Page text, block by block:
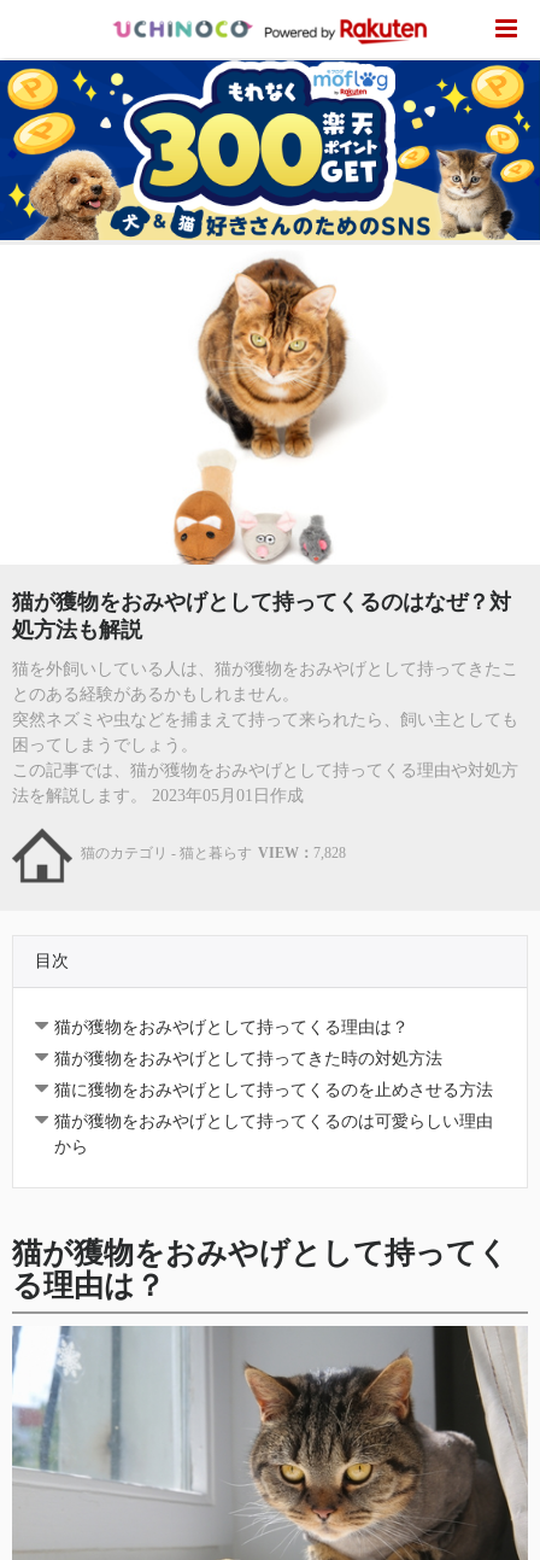
猫が獲物をおみやげとして持ってくるのはなぜ？対
処方法も解説
猫を外飼いしている人は、猫が獲物をおみやげとして持ってきたこ
とのある経験があるかもしれません。
突然ネズミや虫などを捕まえて持って来られたら、飼い主としても
困ってしまうでしょう。
この記事では、猫が獲物をおみやげとして持ってくる理由や対処方
法を解説します。 2023年05月01日作成
猫のカテゴリ - 猫と暮らす VIEW： 7,828
目次
猫が獲物をおみやげとして持ってくる理由は？
猫が獲物をおみやげとして持ってきた時の対処方法
猫に獲物をおみやげとして持ってくるのを止めさせる方法
猫が獲物をおみやげとして持ってくるのは可愛らしい理由
から
猫が獲物をおみやげとして持ってく
る理由は？